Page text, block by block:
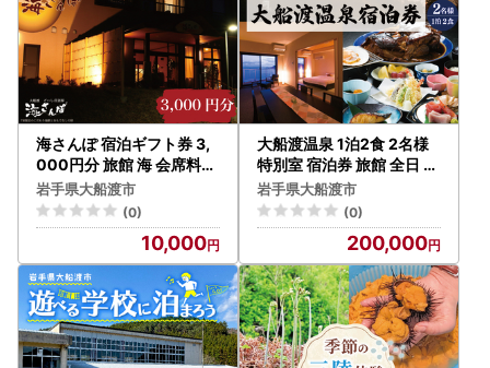
海さんぽ 宿泊ギフト券 3,
000円分 旅館 海 会席料理
魚介類 海鮮 絶景 ギフト券
宿泊券 旅館 ホテル Hotel s
tay 宿泊 旅行 観光 trip チ
ケット ticket ちけっと 大
船渡 岩手県 三陸
岩手県大船渡市
(0)
10,000
大船渡温泉 1泊2食 2名様
特別室 宿泊券 旅館 全日 オ
ーシャンビュー 温泉 おん
せん 旅館 ホテル Hotel sta
y 宿泊 旅行 観光 りょこう t
rip チケット ticket ちけっ
と 20万円 200000円 大
船渡 岩手県 三陸
岩手県大船渡市
(0)
200,000